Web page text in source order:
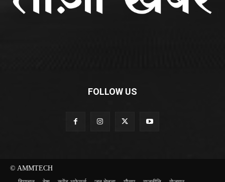
FOLLOW US
© AMMTECH